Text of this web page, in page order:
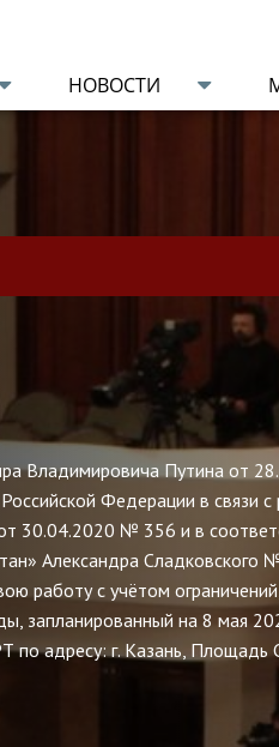
НОВОСТИ
Владимировича Путина от
Федерации в связи
30.04.2020 № 356 и в
Александра
работу с учётом
на 8 мая
по адресу: г. Казань,